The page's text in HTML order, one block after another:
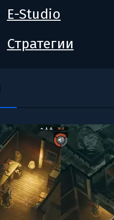
E-Studio
Стратегии